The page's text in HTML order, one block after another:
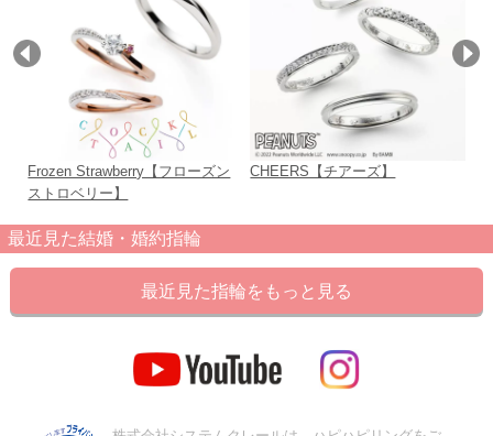
Frozen Strawberry【フローズン
ストロベリー】
CHEERS【チアーズ】
最近見た結婚・婚約指輪
最近見た指輪をもっと見る